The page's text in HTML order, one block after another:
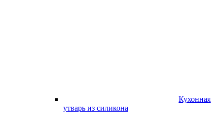
Кухонная
утварь из силикона